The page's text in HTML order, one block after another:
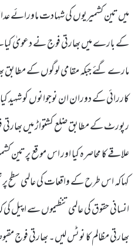
میں تین کشمیریوں کی شہادت ماورائے
کے بارے میں بھارتی فوج نے دعویٰ
مارے گئے جبکہ مقامی لوگوں کے
کاررائی کے دوران ان نوجوانوں کو شہید
رپورٹ کے مطابق ضلع کشتواڑ میں
علاقے کا محاصرہ کیا اور اس موقع پر تین
کہاکہ اس طرح کے واقعات کی عالمی سطح
انسانی حقوق کی عالمی تنظیموں سے اپیل
بھارتی مظالم کا نوٹس لیں۔ بھارتی فوج